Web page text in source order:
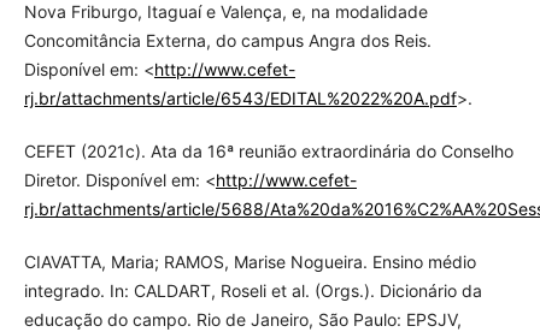
Nova Friburgo, Itaguaí e Valença, e, na modalidade
Concomitância Externa, do campus Angra dos Reis.
Disponível em: <http://www.cefet-
rj.br/attachments/article/6543/EDITAL%2022%20A.pdf>.
CEFET (2021c). Ata da 16ª reunião extraordinária do Conselho
Diretor. Disponível em: <http://www.cefet-
rj.br/attachments/article/5688/
CIAVATTA, Maria; RAMOS, Marise Nogueira. Ensino médio
integrado. In: CALDART, Roseli et al. (Orgs.). Dicionário da
educação do campo. Rio de Janeiro, São Paulo: EPSJV,